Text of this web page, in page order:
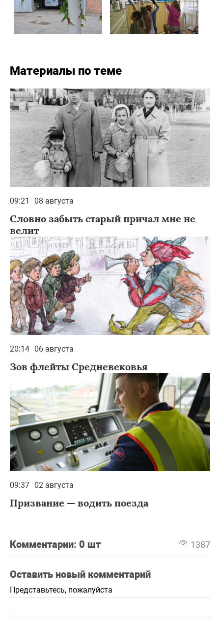
Материалы по теме
09:21 08 августа
Словно забыть старый причал мне не
велит
20:14 06 августа
Зов флейты Средневековья
09:37 02 августа
Призвание — водить поезда
Комментарии: 0 шт 1387
Оставить новый комментарий
Представьтесь, пожалуйста